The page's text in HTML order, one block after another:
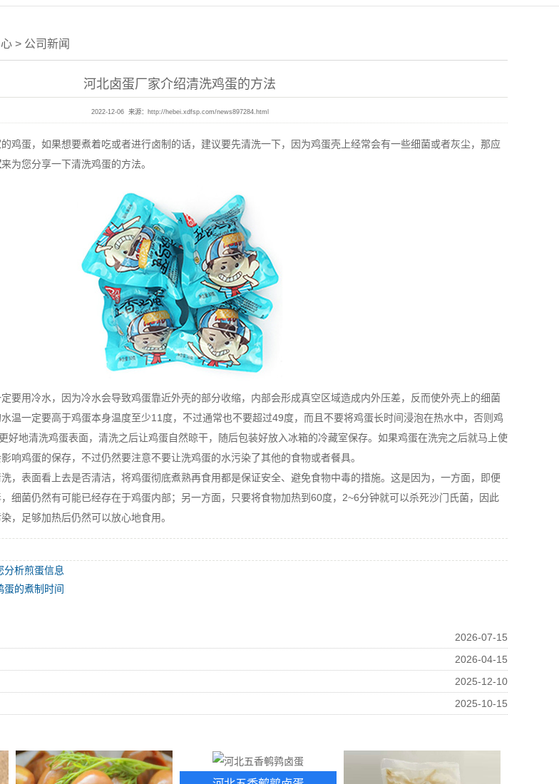
> 公司新闻
河北卤蛋厂家介绍清洗鸡蛋的方法
2022-12-06 来源： http://hebei.xdfsp.com/news897284.html
鸡蛋，如果想要煮着吃或者进行卤制的话，建议要先清洗一下，因为鸡蛋壳上经常会有一些细菌或者灰尘，那应
来为您分享一下清洗鸡蛋的方法。
要用冷水，因为冷水会导致鸡蛋靠近外壳的部分收缩，内部会形成真空区域造成内外压差，反而使外壳上的细菌
温一定要高于鸡蛋本身温度至少11度，不过通常也不要超过49度，而且不要将鸡蛋长时间浸泡在热水中，否则鸡
好地清洗鸡蛋表面，清洗之后让鸡蛋自然晾干，随后包装好放入冰箱的冷藏室保存。如果鸡蛋在洗完之后就马上使
响鸡蛋的保存，不过仍然要注意不要让洗鸡蛋的水污染了其他的食物或者餐具。
表面看上去是否清洁，将鸡蛋彻底煮熟再食用都是保证安全、避免食物中毒的措施。这是因为，一方面，即便
细菌仍然有可能已经存在于鸡蛋内部；另一方面，只要将食物加热到60度，2~6分钟就可以杀死沙门氏菌，因此
，足够加热后仍然可以放心地食用。
分析煎蛋信息
蛋的煮制时间
2026-07-15
2026-04-15
2025-12-10
2025-10-15